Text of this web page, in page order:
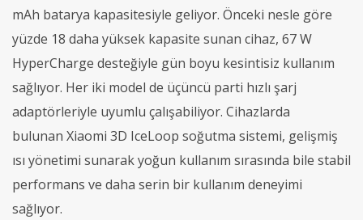
mAh batarya kapasitesiyle geliyor. Önceki nesle göre
yüzde 18 daha yüksek kapasite sunan cihaz, 67 W
HyperCharge desteğiyle gün boyu kesintisiz kullanım
sağlıyor. Her iki model de üçüncü parti hızlı şarj
adaptörleriyle uyumlu çalışabiliyor. Cihazlarda
bulunan Xiaomi 3D IceLoop soğutma sistemi, gelişmiş
ısı yönetimi sunarak yoğun kullanım sırasında bile stabil
performans ve daha serin bir kullanım deneyimi
sağlıyor.